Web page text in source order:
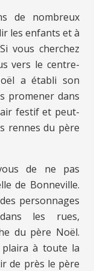
de nombreux
les enfants et à
vous cherchez
vers le centre-
a établi son
promener dans
festif et peut-
rennes du père
de ne pas
de Bonneville.
personnages
les rues,
du père Noël.
plaira à toute la
de près le père